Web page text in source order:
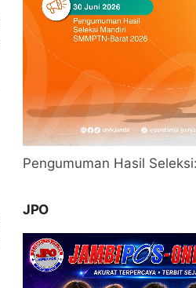
Pengumuman Hasil
JPO